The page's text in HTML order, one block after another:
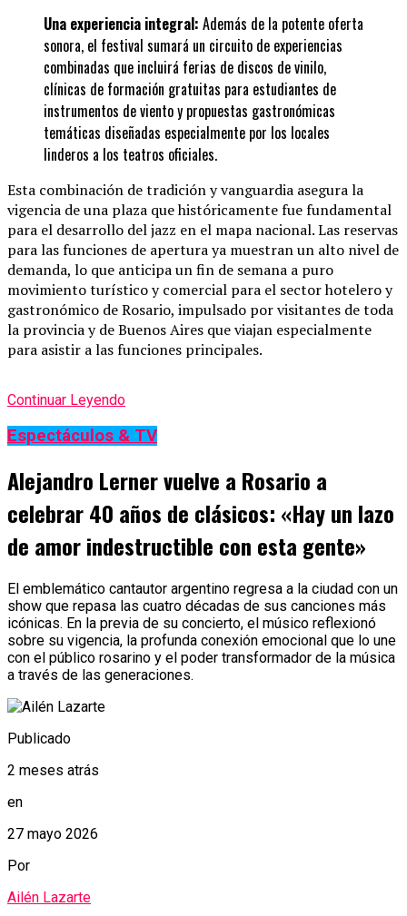
Una experiencia integral: Además de la potente oferta
sonora, el festival sumará un circuito de experiencias
combinadas que incluirá ferias de discos de vinilo,
clínicas de formación gratuitas para estudiantes de
instrumentos de viento y propuestas gastronómicas
temáticas diseñadas especialmente por los locales
linderos a los teatros oficiales.
Esta combinación de tradición y vanguardia asegura la
vigencia de una plaza que históricamente fue fundamental
para el desarrollo del jazz en el mapa nacional. Las reservas
para las funciones de apertura ya muestran un alto nivel de
demanda, lo que anticipa un fin de semana a puro
movimiento turístico y comercial para el sector hotelero y
gastronómico de Rosario, impulsado por visitantes de toda
la provincia y de Buenos Aires que viajan especialmente
para asistir a las funciones principales.
Continuar Leyendo
Espectáculos & TV
Alejandro Lerner vuelve a Rosario a
celebrar 40 años de clásicos: «Hay un lazo
de amor indestructible con esta gente»
El emblemático cantautor argentino regresa a la ciudad con un
show que repasa las cuatro décadas de sus canciones más
icónicas. En la previa de su concierto, el músico reflexionó
sobre su vigencia, la profunda conexión emocional que lo une
con el público rosarino y el poder transformador de la música
a través de las generaciones.
Publicado
2 meses atrás
en
27 mayo 2026
Por
Ailén Lazarte